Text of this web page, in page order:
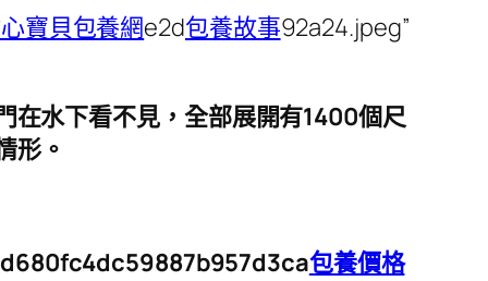
寶貝包養網e2d包養故事92a24.jpeg”
水下看不見，全部展開有1400個尺
形。
包養價格